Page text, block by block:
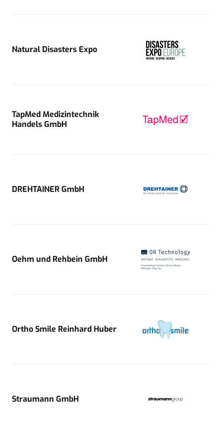
Natural Disasters Expo
TapMed Medizintechnik
Handels GmbH
DREHTAINER GmbH
Oehm und Rehbein GmbH
Ortho Smile Reinhard Huber
Straumann GmbH